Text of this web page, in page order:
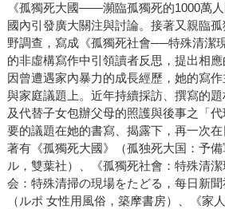
《孤獨死大國——瀕臨孤獨死的1000萬
國內引發廣大關注與討論。接著又親臨
野調查，寫成《孤獨死社會──特殊清潔
的非虛構寫作中引領讀者反思，提出相應
因曾遭遇家內暴力的成長經歷，她的寫
與家庭議題上。近年持續採訪、撰寫的題
及代替子女包辦父母的照護與後事之「
要的議題在她的書寫、揭露下，再一次在
著有《孤獨死大國》（孤独死大国：予
ル，雙葉社）、《孤獨死社會：特殊清
会：特殊清掃の現場をたどる，每日新聞
（ルポ 女性用風俗，築摩書房）、《家